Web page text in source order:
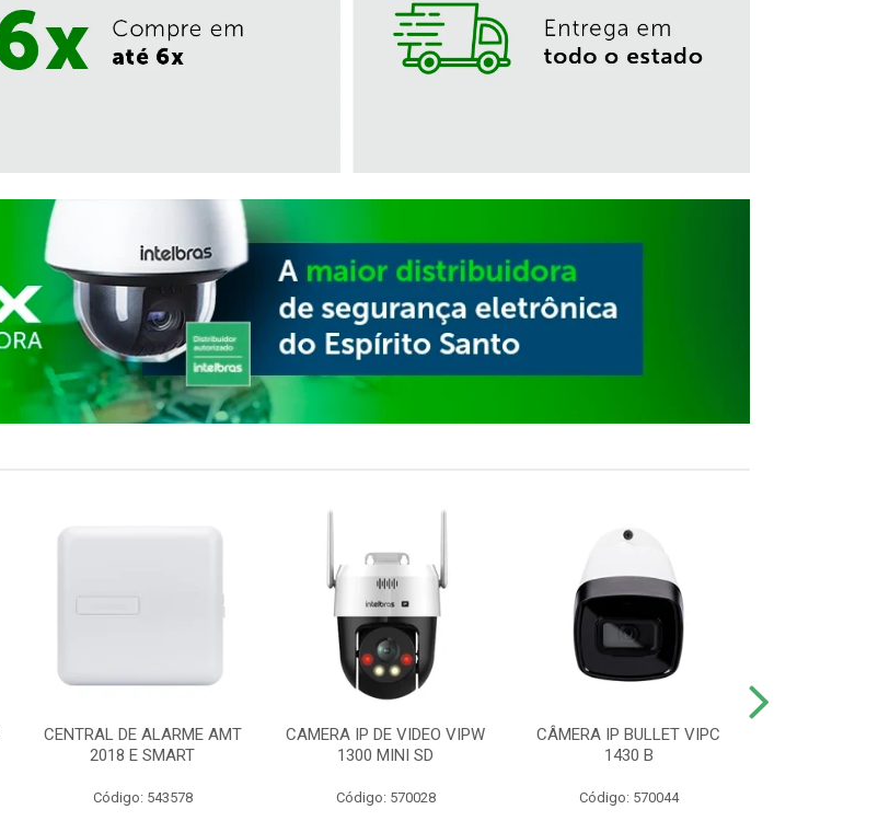
CENTRAL DE ALARME AMT
2018 E SMART
Código: 543578
CAMERA IP DE VIDEO VIPW
1300 MINI SD
Código: 570028
CÂMERA IP BULLET VIPC
1430 B
Código: 570044